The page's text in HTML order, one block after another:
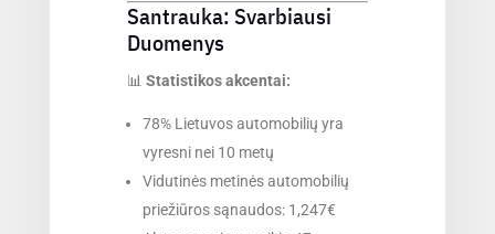
Santrauka: Svarbiausi
Duomenys
📊 Statistikos akcentai:
78% Lietuvos automobilių yra
vyresni nei 10 metų
Vidutinės metinės automobilių
priežiūros sąnaudos: 1,247€